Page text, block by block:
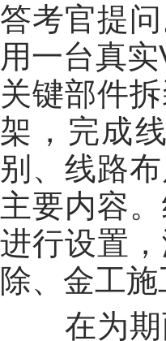
答考官提
用一台真
关键部件
架，完成
别、线路
主要内容
进行设置
除、金工
在为期两